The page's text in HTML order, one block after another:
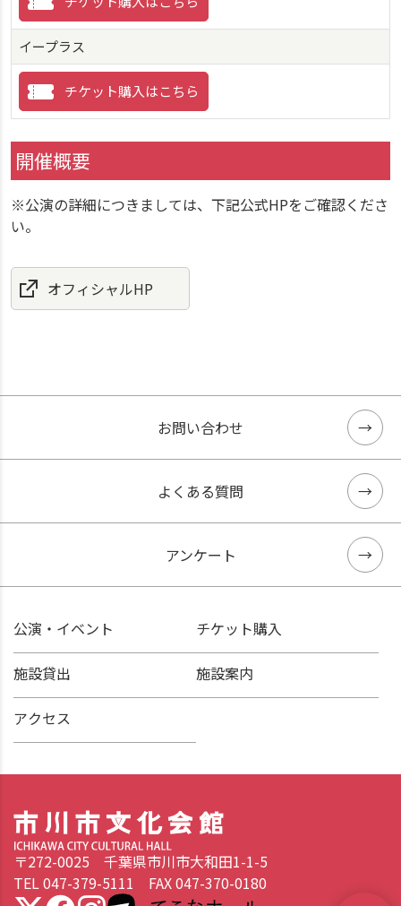
イープラス
チケット購入はこちら
開催概要
※公演の詳細につきましては、下記公式HPをご確認くださ
い。
オフィシャルHP
お問い合わせ
よくある質問
アンケート
公演・イベント チケット購入
施設貸出 施設案内
アクセス
〒272-0025 千葉県市川市大和田1-1-5
TEL 047-379-5111 FAX 047-370-0180